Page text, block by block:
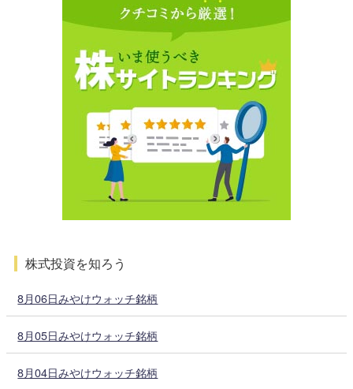
株式投資を知ろう
8月06日みやけウォッチ銘柄
8月05日みやけウォッチ銘柄
8月04日みやけウォッチ銘柄